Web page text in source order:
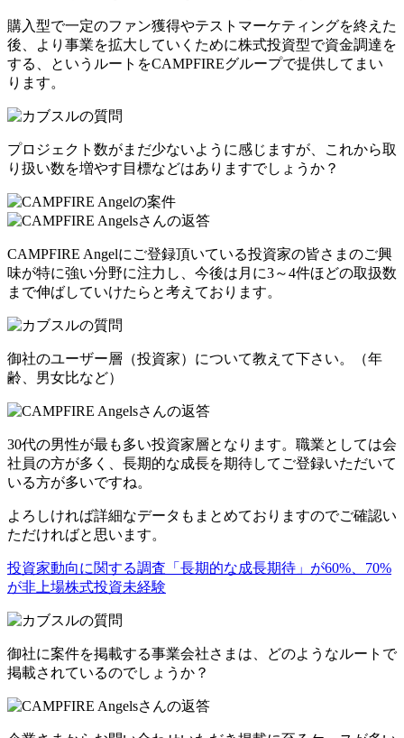
購入型で一定のファン獲得やテストマーケティングを終えた
後、
より事業を拡大していくために株式投資型で資金調達を
する、というルート をCAMPFIREグループで提供してまい
ります。
プロジェクト数がまだ少ないように感じますが、これから取
り扱い数を増やす目標などはありますでしょうか？
CAMPFIRE Angelにご登録頂いている投資家の皆さまのご興
味が特に強い分野に注力し、 今後は月に3～4件ほどの取扱数
まで伸ばしていけたらと考えております。
御社のユーザー層（投資家）について教えて下さい。（年
齢、男女比など）
30代の男性が最も多い投資家層となります。職業としては会
社員の方が多く、長期的な成長を期待してご登録いただいて
いる方が多いですね。
よろしければ詳細なデータもまとめておりますのでご確認い
ただければと思います。
投資家動向に関する調査「長期的な成長期待」が60%、70%
が非上場株式投資未経験
御社に案件を掲載する事業会社さまは、どのようなルートで
掲載されているのでしょうか？